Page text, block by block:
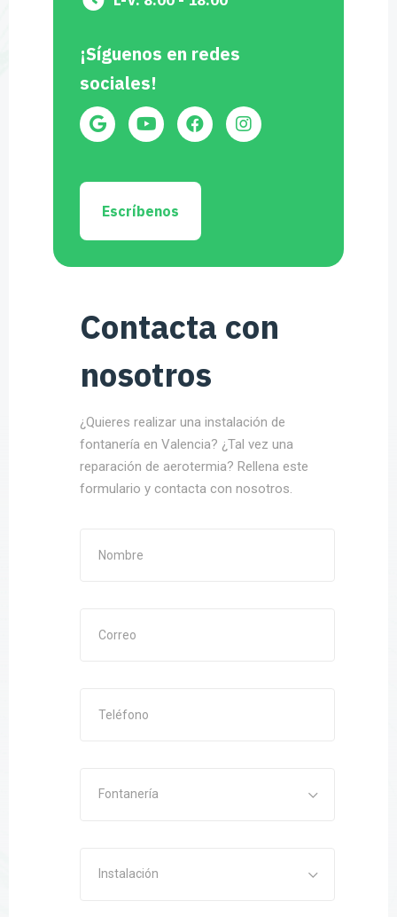
¡Síguenos en redes
sociales!
Escríbenos
Contacta con
nosotros
¿Quieres realizar una instalación de
fontanería en Valencia? ¿Tal vez una
reparación de aerotermia? Rellena este
formulario y contacta con nosotros.
Fontanería
Instalación